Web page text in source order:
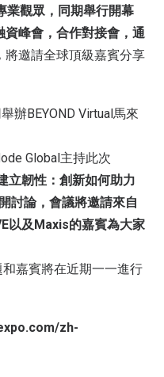
業觀眾，同期舉行開幕
峰會，合作對接會，通
將邀請全球頂級嘉賓分享
辦BEYOND Virtual馬來
Global主持此次
立韌性：創新如何助力
討論，會議將邀請來自
以及Maxis的嘉賓為大家
和嘉賓將在近期一一進行
zh-